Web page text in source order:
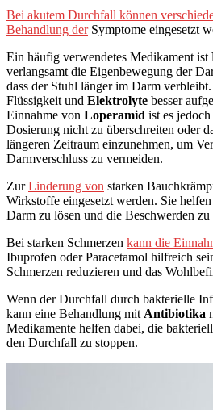
Bei akutem Durchfall können
Behandlung derSymptome eingesetzt
Ein häufig verwendetes Medikament ist
verlangsamt die Eigenbewegung der
dass der Stuhl länger im Darm
Flüssigkeit und Elektrolyte besser
Einnahme von Loperamid ist es
Dosierung nicht zu überschreiten oder
längeren Zeitraum einzunehmen, um
Darmverschluss zu vermeiden.
ZurLinderung von starken
Wirkstoffe eingesetzt werden. Sie
Darm zu lösen und die Beschwerden zu
Bei starken Schmerzen kann die
Ibuprofen oder Paracetamol hilfreich
Schmerzen reduzieren und das
Wenn der Durchfall durch bakterielle
kann eine Behandlung mit Antibiotika
Medikamente helfen dabei, die
den Durchfall zu stoppen.